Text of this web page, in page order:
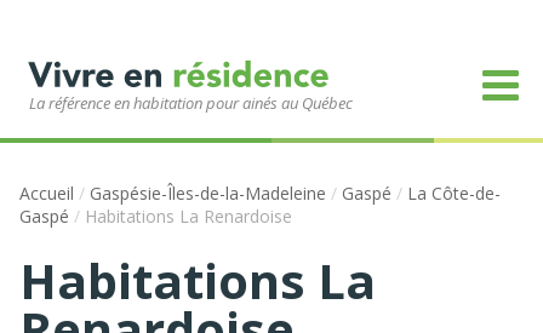
La référence en habitation pour ainés au Québec
Accueil / Gaspésie-Îles-de-la-Madeleine / Gaspé / La Côte-de-
Gaspé / Habitations La Renardoise
Habitations La